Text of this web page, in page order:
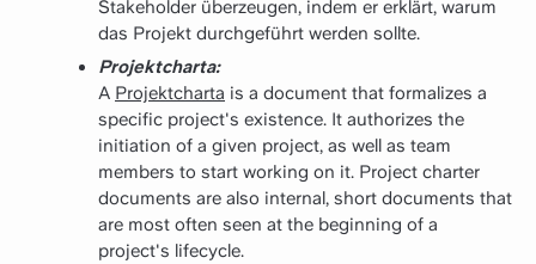
Stakeholder überzeugen, indem er erklärt, warum
das Projekt durchgeführt werden sollte.
Projektcharta:
A Projektcharta is a document that formalizes a
specific project's existence. It authorizes the
initiation of a given project, as well as team
members to start working on it. Project charter
documents are also internal, short documents that
are most often seen at the beginning of a
project's lifecycle.